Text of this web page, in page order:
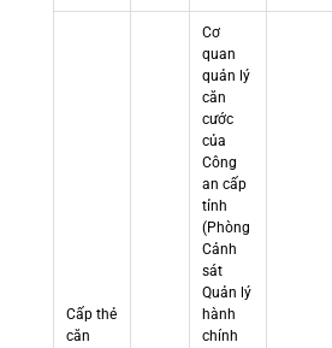
Cấp thẻ
căn
Cơ
quan
quản lý
căn
cước
của
Công
an cấp
tỉnh
(Phòng
Cảnh
sát
Quản lý
hành
chính